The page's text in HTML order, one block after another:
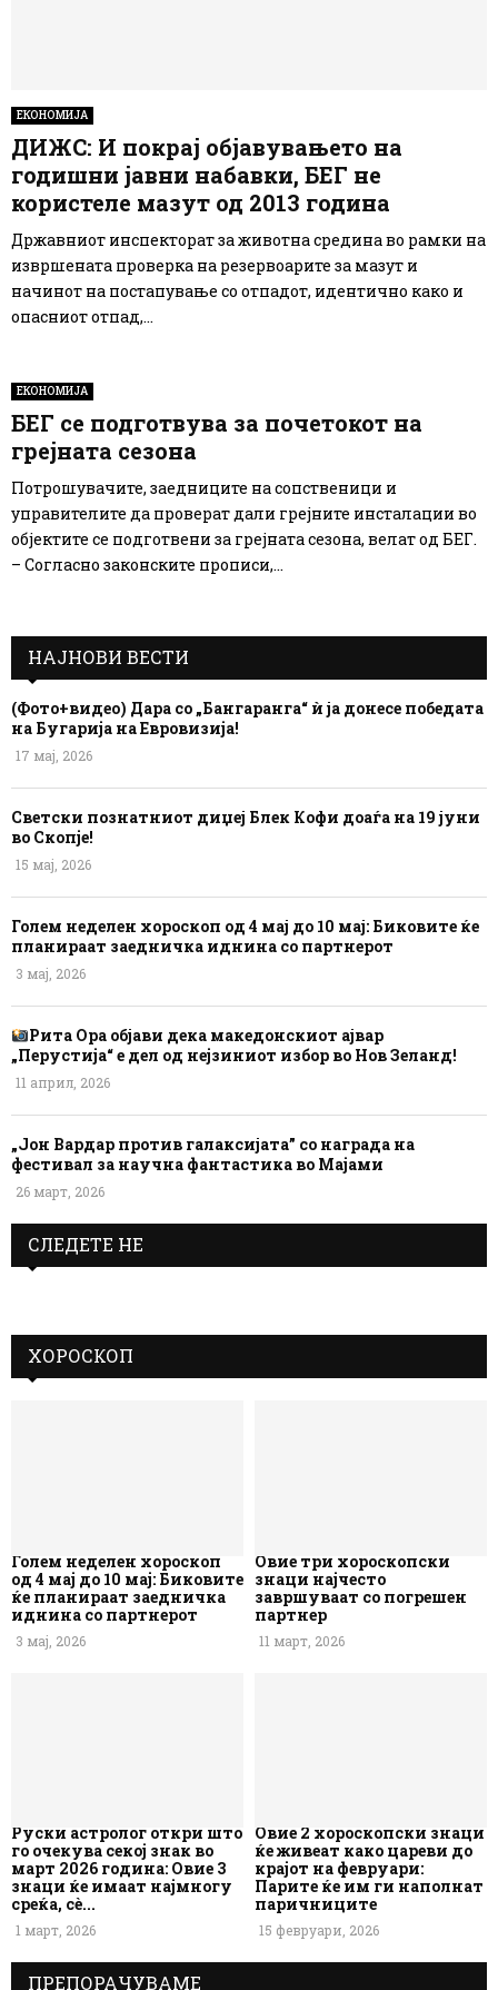
ЕКОНОМИЈА
ДИЖС: И покрај објавувањето на
годишни јавни набавки, БЕГ не
користеле мазут од 2013 година
Државниот инспекторат за животна средина во рамки на
извршената проверка на резервоарите за мазут и
начинот на постапување со отпадот, идентично како и
опасниот отпад,...
ЕКОНОМИЈА
БЕГ се подготвува за почетокот на
грејната сезона
Потрошувачите, зaедниците на сопственици и
управителите да проверат дали грејните инсталации во
објектите се подготвени за грејната сезона, велат од БЕГ.
– Согласно законските прописи,...
НАЈНОВИ ВЕСТИ
(Фото+видео) Дара со „Бангаранга“ ѝ ја донесе победата
на Бугарија на Евровизија!
17 мај, 2026
Светски познатниот диџеј Блек Кофи доаѓа на 19 јуни
во Скопје!
15 мај, 2026
Голем неделен хороскоп од 4 мај до 10 мај: Биковите ќе
планираат заедничка иднина со партнерот
3 мај, 2026
Рита Ора објави дека македонскиот ајвар
„Перустија“ е дел од нејзиниот избор во Нов Зеланд!
11 април, 2026
„Јон Вардар против галаксијата” со награда на
фестивал за научна фантастика во Мајами
26 март, 2026
СЛЕДЕТЕ НЕ
ХОРОСКОП
Голем неделен хороскоп
од 4 мај до 10 мај: Биковите
ќе планираат заедничка
иднина со партнерот
3 мај, 2026
Овие три хороскопски
знаци најчесто
завршуваат со погрешен
партнер
11 март, 2026
Руски астролог откри што
го очекува секој знак во
март 2026 година: Овие 3
знаци ќе имаат најмногу
среќа, сè...
1 март, 2026
Овие 2 хороскопски знаци
ќе живеат како цареви до
крајот на февруари:
Парите ќе им ги наполнат
паричниците
15 февруари, 2026
ПРЕПОРАЧУВАМЕ